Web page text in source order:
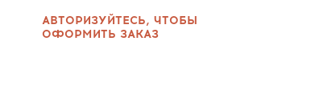
АВТОРИЗУЙТЕСЬ, ЧТОБЫ
ОФОРМИТЬ ЗАКАЗ